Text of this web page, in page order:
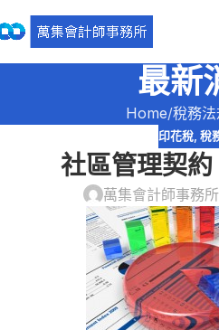
最新
Home 稅務
印花稅, 稅
社區管理契
萬集會計師事務所